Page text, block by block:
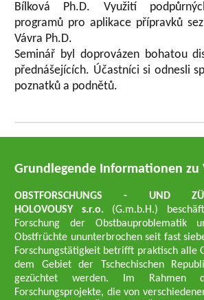
Bílková Ph.D. Využití
programů pro aplikace přípravků
Vávra Ph.D.
Seminář byl doprovázen bohatou
přednášejících. Účastníci si odnesli
poznatků a podnětů.
Grundlegende Informationen zu
OBSTFORSCHUNGS - UND
HOLOVOUSY s.r.o. (G.m.b.H.)
Forschung der Obstbauproblematik
Obstfrüchte ununterbrochen seit fast
Forschungstätigkeit betrifft praktisch alle
dem Gebiet der Tschechischen
gezüchtet werden. Im Rahmen
Forschungsprojekte, die von